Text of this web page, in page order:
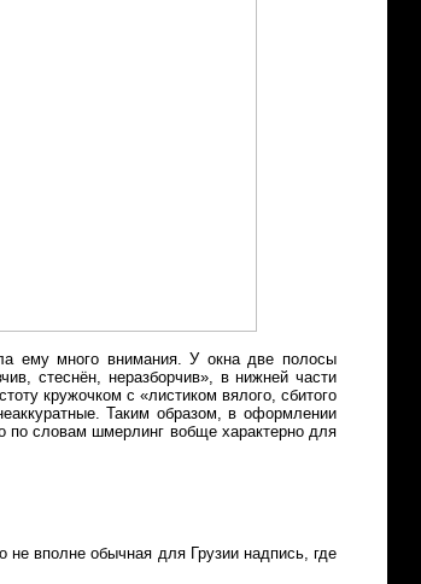
ему много внимания. У окна две полосы
стеснён, неразборчив», в нижней части
кружочком с «листиком вялого, сбитого
Таким образом, в оформлении
по словам шмерлинг вобще характерно для
вполне обычная для Грузии надпись, где